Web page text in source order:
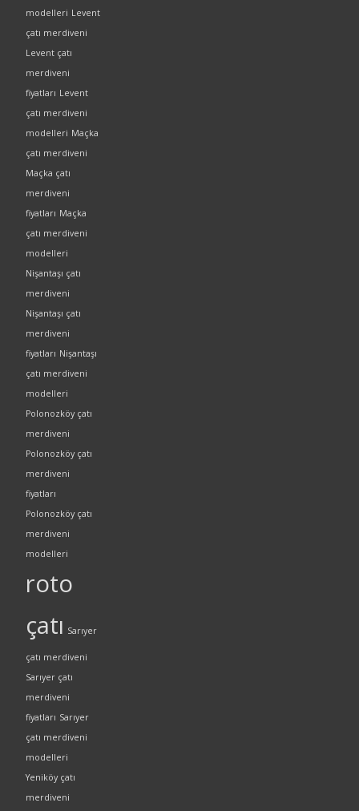
modelleri Levent
çatı merdiveni
Levent çatı
merdiveni
fiyatları Levent
çatı merdiveni
modelleri Maçka
çatı merdiveni
Maçka çatı
merdiveni
fiyatları Maçka
çatı merdiveni
modelleri
Nişantaşı çatı
merdiveni
Nişantaşı çatı
merdiveni
fiyatları Nişantaşı
çatı merdiveni
modelleri
Polonozköy çatı
merdiveni
Polonozköy çatı
merdiveni
fiyatları
Polonozköy çatı
merdiveni
modelleri
roto
çatı Sarıyer
çatı merdiveni
Sarıyer çatı
merdiveni
fiyatları Sarıyer
çatı merdiveni
modelleri
Yeniköy çatı
merdiveni